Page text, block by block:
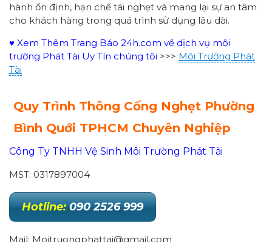
hành ổn định, hạn chế tái nghẹt và mang lại sự an tâm
cho khách hàng trong quá trình sử dụng lâu dài.
♥ Xem Thêm Trang Báo 24h.com về dịch vụ môi
trường Phát Tài Uy Tín chúng tôi >>> Môi Trường Phát
Tài
Quy Trình Thông Cống Nghẹt Phường
Bình Quới TPHCM Chuyên Nghiệp
Công Ty TNHH Vệ Sinh Môi Trường Phát Tài
MST: 0317897004
Hotline: 090 2526 999
Mail: Moitruongphattai@gmail.com